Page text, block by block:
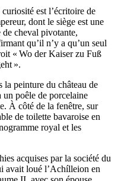
est l’écritoire de
dont le siège est une
de cheval pivotante,
qu’il n’y a qu’un seul
« Wo der Kaiser zu Fuß
».
la peinture du château de
poêle de porcelaine
À côté de la fenêtre, sur
de toilette bavaroise en
royal et les
acquises par la société du
avait loué l’Achílleion en